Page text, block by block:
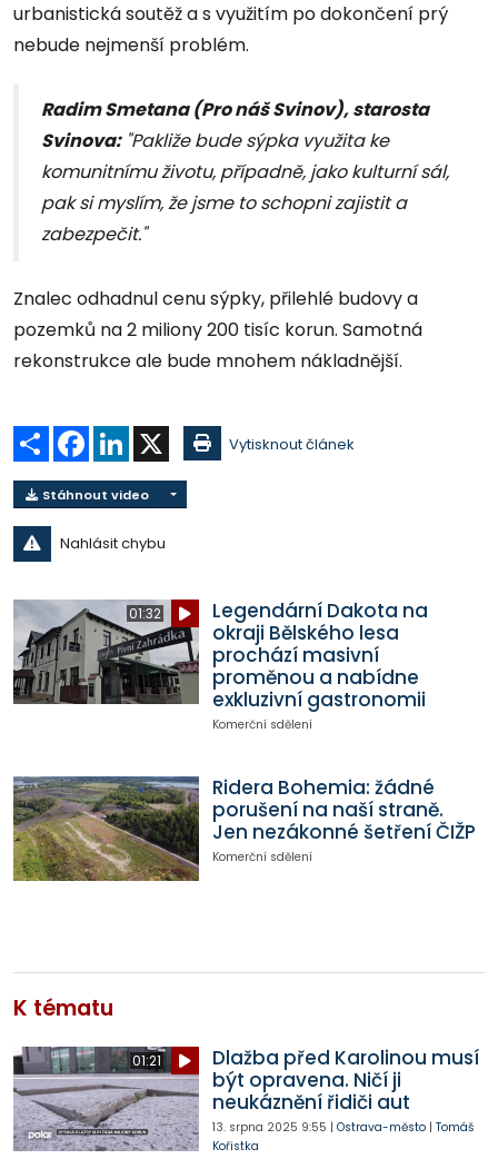
urbanistická soutěž a s využitím po dokončení prý
nebude nejmenší problém.
Radim Smetana (Pro náš Svinov), starosta
Svinova:"Pakliže bude sýpka využita ke
komunitnímu životu, případně, jako kulturní sál,
pak si myslím, že jsme to schopni zajistit a
zabezpečit."
Znalec odhadnul cenu sýpky, přilehlé budovy a
pozemků na 2 miliony 200 tisíc korun. Samotná
rekonstrukce ale bude mnohem nákladnější.
Sdílet Facebook
LinkedIn Vytisknout článek
Stáhnout video
Nahlásit chybu
01:32
Legendární Dakota na
okraji Bělského lesa
prochází masivní
proměnou a nabídne
exkluzivní gastronomii
Komerční sdělení
Ridera Bohemia: žádné
porušení na naší straně.
Jen nezákonné šetření ČIŽP
Komerční sdělení
K tématu
01:21
Dlažba před Karolinou musí
být opravena. Ničí ji
neukáznění řidiči aut
13. srpna 2025 9:55 | Ostrava-město| Tomáš
Kořistka